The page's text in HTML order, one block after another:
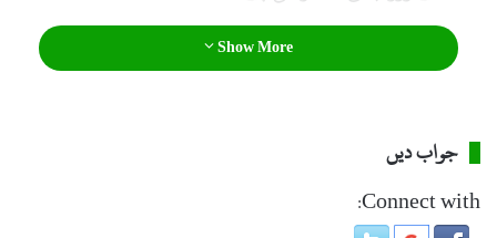
Show More
جواب دیں
Connect with: